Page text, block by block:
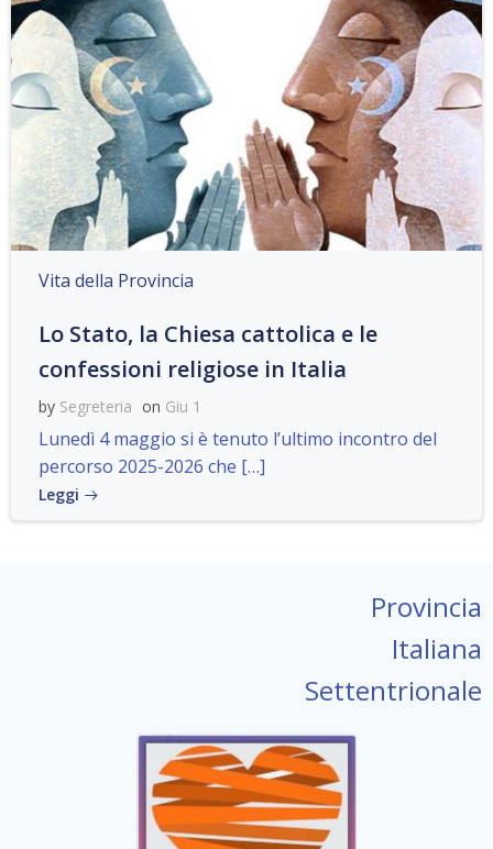
Vita della Provincia
Lo Stato, la Chiesa cattolica e le
confessioni religiose in Italia
by Segreteria on Giu 1
Lunedì 4 maggio si è tenuto l’ultimo incontro del
percorso 2025-2026 che […]
Leggi
Provincia
Italiana
Settentrionale